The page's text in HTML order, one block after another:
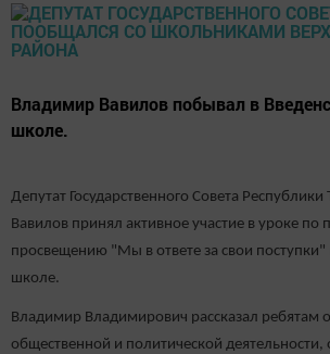
Владимир Вавилов побывал в
школе.
Депутат Государственного Совета
Вавилов принял активное участие в уроке по
просвещению "Мы в ответе за свои поступки"
школе.
Владимир Владимирович рассказал ребятам
общественной и политической деятельности,